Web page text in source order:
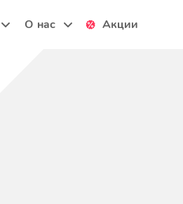
О нас Акции